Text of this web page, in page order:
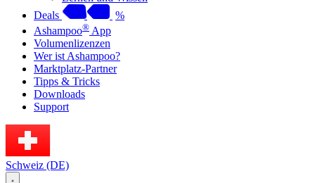
Deals
%
Ashampoo® App
Volumenlizenzen
Wer ist Ashampoo?
Marktplatz-Partner
Tipps & Tricks
Downloads
Support
Schweiz (DE)